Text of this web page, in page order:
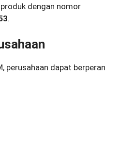
dengan nomor
.
perusahaan dapat berperan